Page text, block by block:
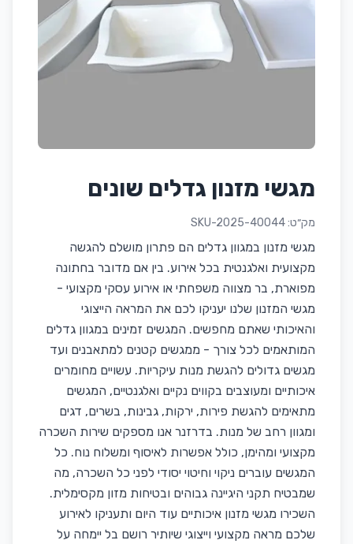
מגשי מזנון גדלים שונים
מק״ט:SKU-2025-40044
מגשי מזנון במגוון גדלים הם פתרון מושלם להגשה
מקצועית ואלגנטית בכל אירוע. בין אם מדובר בחתונה
מפוארת, בר מצווה משפחתי או אירוע עסקי מקצועי -
מגשי המזנון שלנו יעניקו לכם את המראה הייצוגי
והאיכותי שאתם מחפשים. המגשים זמינים במגוון גדלים
המותאמים לכל צורך - ממגשים קטנים למתאבנים ועד
מגשים גדולים להגשת מנות עיקריות. עשויים מחומרים
איכותיים ומעוצבים בקווים נקיים ואלגנטיים, המגשים
מתאימים להגשת פירות, ירקות, גבינות, בשרים, דגים
ומגוון רחב של מנות. בדרזנר אנו מספקים שירות השכרה
מקצועי ומהימן, כולל אפשרות לאיסוף ומשלוח נוח. כל
המגשים עוברים ניקוי וחיטוי יסודי לפני כל השכרה, מה
שמבטיח תקני היגיינה גבוהים ובטיחות מזון מקסימלית.
השכירו מגשי מזנון איכותיים עוד היום ותעניקו לאירוע
שלכם מראה מקצועי וייצוגי שיותיר רושם בל יימחה על